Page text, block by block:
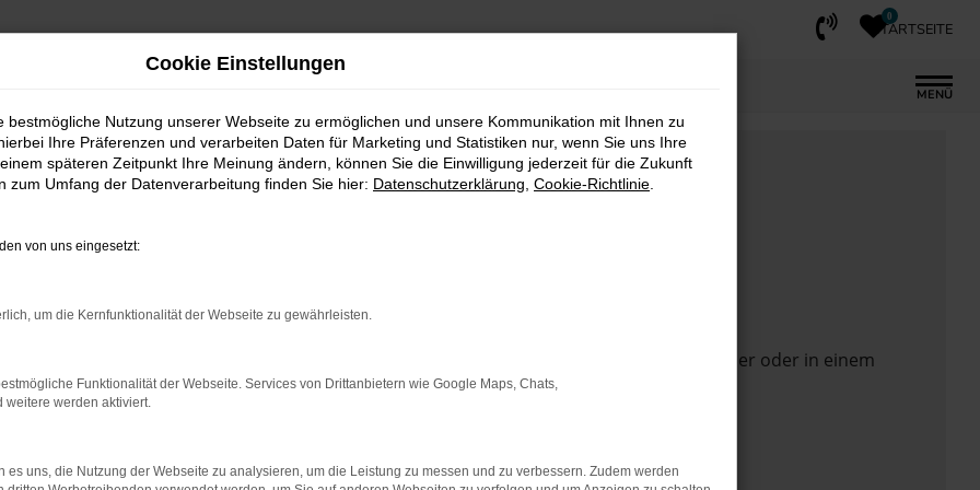
0
STARTSEITE
MENÜ
das Laden bestimmter Seiten verhindern. Funktioniert die Seite in einem anderen Browser oder in einem
zu beheben.
auf dem neuesten Stand sind.
Cookie Einstellungen
bestmögliche Nutzung unserer Webseite zu ermöglichen und unsere Kommunikation mit Ihnen zu
Ihre Präferenzen und verarbeiten Daten für Marketing und Statistiken nur, wenn Sie uns Ihre
späteren Zeitpunkt Ihre Meinung ändern, können Sie die Einwilligung jederzeit für die Zukunft
zum Umfang der Datenverarbeitung finden Sie hier: Datenschutzerklärung Cookie-Richtlinie
von uns eingesetzt:
um die Kernfunktionalität der Webseite zu gewährleisten.
Funktionalität der Webseite. Services von Drittanbietern wie Google Maps, Chats,
weitere werden aktiviert.
es uns, die Nutzung der Webseite zu analysieren, um die Leistung zu messen und zu verbessern. Zudem werden